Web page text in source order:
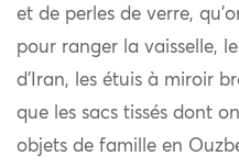
et de perles de verre,
pour ranger la vaisselle,
d’Iran, les étuis à miroir
que les sacs tissés dont
objets de famille en